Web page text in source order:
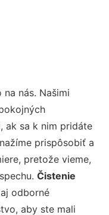
nás. Našimi
ak sa k nim pridáte
prispôsobiť a
pretože vieme,
Čistenie
odborné
aby ste mali